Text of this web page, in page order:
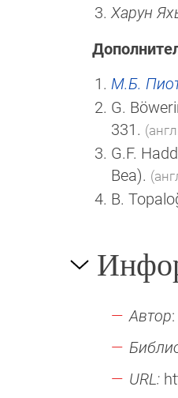
Харун
М.Б.
G.
331.
G.F.
Bea).
B.
Автор
URL: